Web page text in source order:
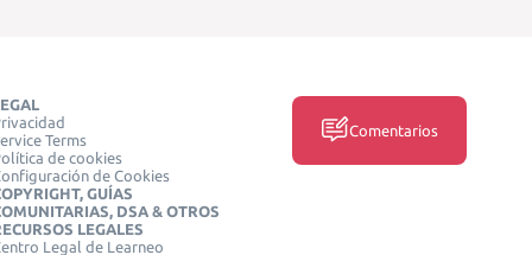
Terms
de cookies
de Cookies
GUÍAS
DSA & OTROS
LEGALES
Legal de Learneo
Comentarios